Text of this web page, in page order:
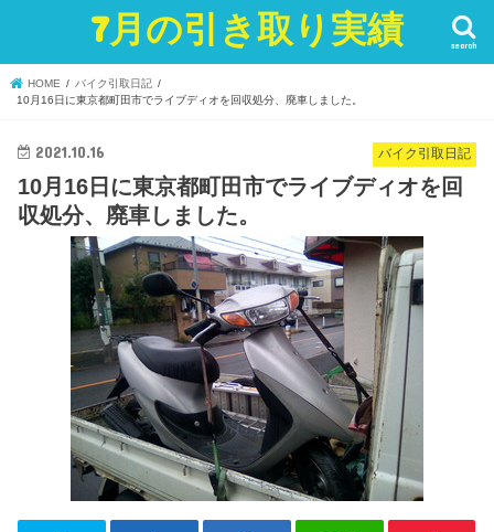
7月の引き取り実績 search
HOME
バイク引取日記
10月16日に東京都町田市でライブディオを回収処分、廃車しました。
バイク引取日記
2021.10.16
10月16日に東京都町田市でライブディオを回
収処分、廃車しました。